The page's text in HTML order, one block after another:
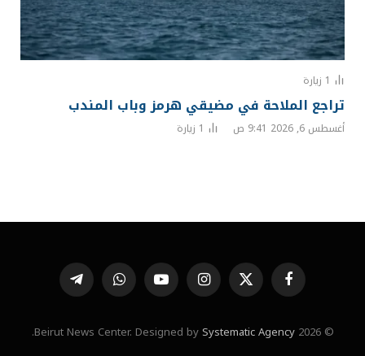
1 زيارة
تراجع الملاحة في مضيقي هرمز وباب المندب
أغسطس 6, 2026 9:41 ص 1 زيارة
فيسبوك X
(Twitter)
الانستغراميوتيوب واتساب تيلقرام
© 2026 Beirut News Center. Designed by
Systematic Agency
.